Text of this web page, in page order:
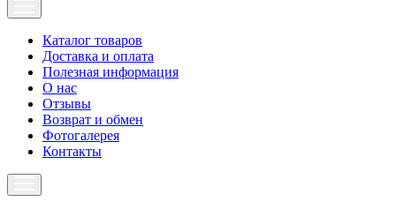
Каталог товаров
Доставка и оплата
Полезная информация
О нас
Отзывы
Возврат и обмен
Фотогалерея
Контакты